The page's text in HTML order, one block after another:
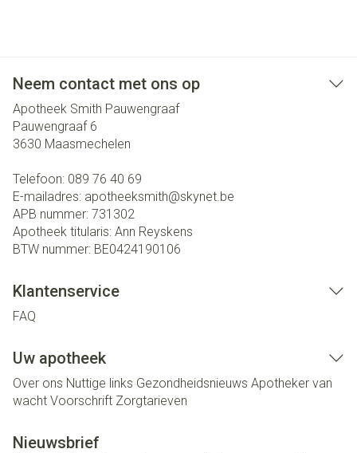
Neem contact met ons op
Apotheek Smith Pauwengraaf
Pauwengraaf 6
3630 Maasmechelen
Telefoon: 089 76 40 69
E-mailadres: apotheeksmith@skynet.be
APB nummer: 731302
Apotheek titularis: Ann Reyskens
BTW nummer: BE0424190106
Klantenservice
FAQ
Uw apotheek
Over ons Nuttige links Gezondheidsnieuws Apotheker van
wacht Voorschrift Zorgtarieven
Nieuwsbrief